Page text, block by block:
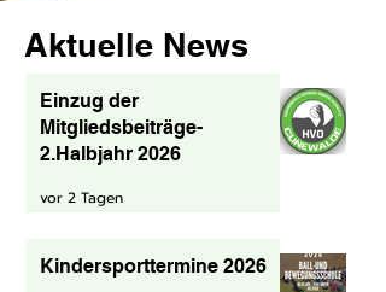
Aktuelle News
Einzug der
Mitgliedsbeiträge-
2.Halbjahr 2026
vor 2 Tagen
Kindersporttermine 2026